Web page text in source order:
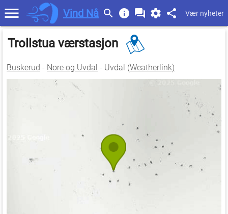
Vind Nå Vær nyheter
Trollstua værstasjon
Buskerud - Nore og Uvdal - Uvdal (Weatherlink)